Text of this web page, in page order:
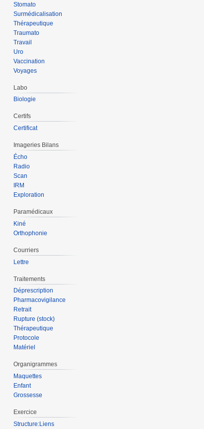
Stomato
Surmédicalisation
Thérapeutique
Traumato
Travail
Uro
Vaccination
Voyages
Labo
Biologie
Certifs
Certificat
Imageries Bilans
Écho
Radio
Scan
IRM
Exploration
Paramédicaux
Kiné
Orthophonie
Courriers
Lettre
Traitements
Déprescription
Pharmacovigilance
Retrait
Rupture (stock)
Thérapeutique
Protocole
Matériel
Organigrammes
Maquettes
Enfant
Grossesse
Exercice
Structure:Liens